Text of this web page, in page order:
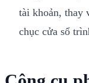
tài khoản, thay
chục cửa sổ